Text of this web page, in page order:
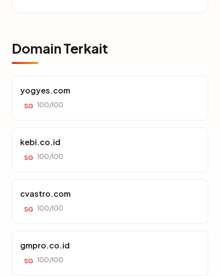
Domain Terkait
yogyes.com
SG 100/100
kebi.co.id
SG 100/100
cvastro.com
SG 100/100
gmpro.co.id
SG 100/100